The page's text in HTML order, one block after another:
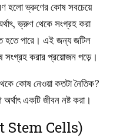
হলো ভ্রুণের কোষ সবচেয়ে
ভ্রুণ থেকে সংগ্রহ করা
হতে পারে। এই জন্য জটিল
সংগ্রহ করার প্রয়োজন পড়ে।
কোষ নেওয়া কতটা নৈতিক?
একটি জীবন নষ্ট করা।
Stem Cells)